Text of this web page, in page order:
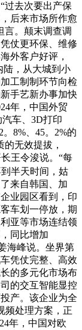
过去次要出产保
后来市场所作愈
言。颠末调查调
仗更环保、维修
外客户好评，
陆，从大城到小
工制制环节向检
手艺新办事加快
年，中国外贸
车、3D打印
8%、45。2%的
无效提拔，
王令浚说。“每
半天时间，姑
来自韩国、加
业园区看到，印
车划一停放，期
亚等市场连结领
同比增加
海峰说。坐界第
凭仗完整、高效
的多元化市场布
的交互智能显控
产。该企业为全
频处理方案，正
年，中国对欧